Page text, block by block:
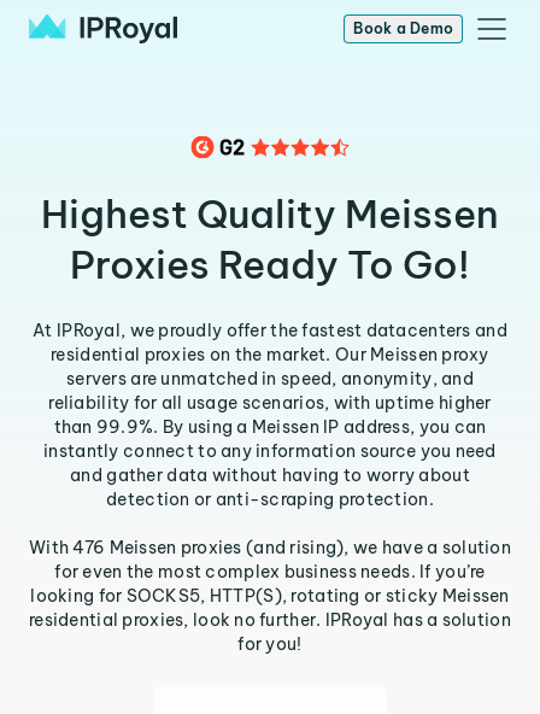
Book a Demo
Highest Quality Meissen
Proxies Ready To Go!
At IPRoyal, we proudly offer the fastest datacenters and
residential proxies on the market. Our Meissen proxy
servers are unmatched in speed, anonymity, and
reliability for all usage scenarios, with uptime higher
than 99.9%. By using a Meissen IP address, you can
instantly connect to any information source you need
and gather data without having to worry about
detection or anti-scraping protection.
With 476 Meissen proxies (and rising), we have a solution
for even the most complex business needs. If you’re
looking for SOCKS5, HTTP(S), rotating or sticky Meissen
residential proxies, look no further. IPRoyal has a solution
for you!